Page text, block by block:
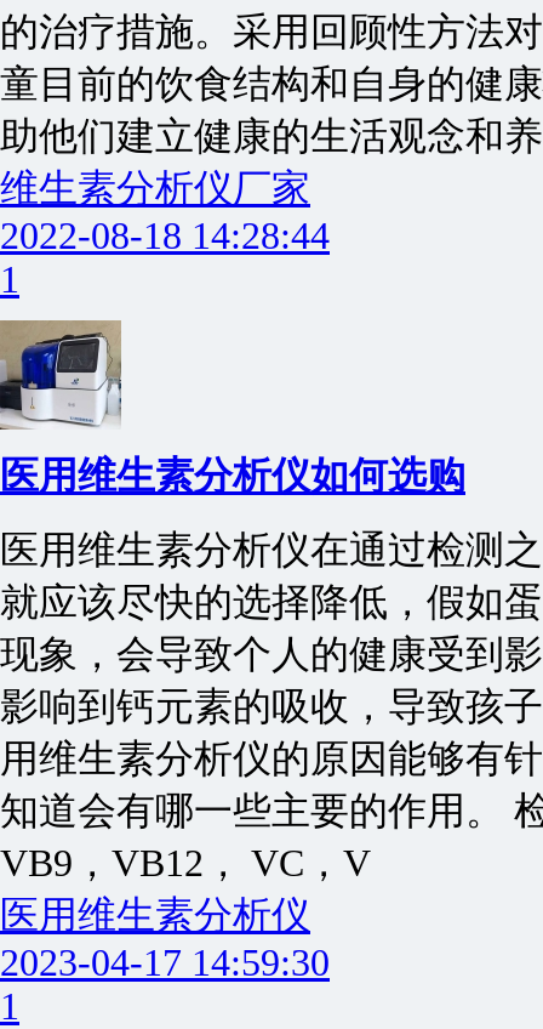
的治疗措施。采用回顾性方法
童目前的饮食结构和自身的健
助他们建立健康的生活观念和
维生素分析仪厂家
2022-08-18 14:28:44
1
医用维生素分析仪如何选购
医用维生素分析仪在通过检测
就应该尽快的选择降低，假如
现象，会导致个人的健康受到
影响到钙元素的吸收，导致孩
用维生素分析仪的原因能够有
知道会有哪一些主要的作用。
VB9，VB12， VC，V
医用维生素分析仪
2023-04-17 14:59:30
1